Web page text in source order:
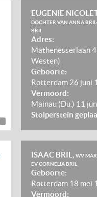
EUGENIE
DOCHTER VAN ANNA
BRIL
Adres:
Mathenesserlaan
Westen)
Geboorte:
Rotterdam 26 juni
Vermoord:
Mainau (Du.) 11
Stolperstein
ISAAC BRIL, WV
EV CORNELIA BRIL
Geboorte:
Rotterdam 18 mei
Vermoord: